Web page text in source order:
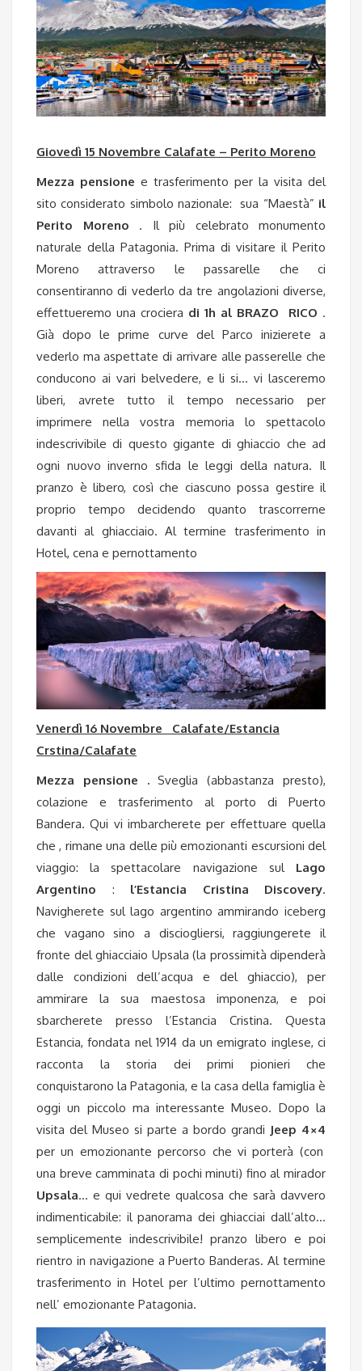
Giovedì 15 Novembre Calafate – Perito Moreno
Mezza pensione e trasferimento per la visita del
sito considerato simbolo nazionale: sua “Maestà” il
Perito Moreno . Il più celebrato monumento
naturale della Patagonia. Prima di visitare il Perito
Moreno attraverso le passarelle che ci
consentiranno di vederlo da tre angolazioni diverse,
effettueremo una crociera di 1h al BRAZO RICO .
Già dopo le prime curve del Parco inizierete a
vederlo ma aspettate di arrivare alle passerelle che
conducono ai vari belvedere, e li si… vi lasceremo
liberi, avrete tutto il tempo necessario per
imprimere nella vostra memoria lo spettacolo
indescrivibile di questo gigante di ghiaccio che ad
ogni nuovo inverno sfida le leggi della natura. Il
pranzo è libero, così che ciascuno possa gestire il
proprio tempo decidendo quanto trascorrerne
davanti al ghiacciaio. Al termine trasferimento in
Hotel, cena e pernottamento
Venerdì 16 Novembre Calafate/Estancia
Crstina/Calafate
Mezza pensione .Sveglia (abbastanza presto),
colazione e trasferimento al porto di Puerto
Bandera. Qui vi imbarcherete per effettuare quella
che , rimane una delle più emozionanti escursioni del
viaggio: la spettacolare navigazione sul Lago
Argentino : l’Estancia Cristina Discovery.
Navigherete sul lago argentino ammirando iceberg
che vagano sino a disciogliersi, raggiungerete il
fronte del ghiacciaio Upsala (la prossimità dipenderà
dalle condizioni dell’acqua e del ghiaccio), per
ammirare la sua maestosa imponenza, e poi
sbarcherete presso l’Estancia Cristina. Questa
Estancia, fondata nel 1914 da un emigrato inglese, ci
racconta la storia dei primi pionieri che
conquistarono la Patagonia, e la casa della famiglia è
oggi un piccolo ma interessante Museo. Dopo la
visita del Museo si parte a bordo grandi Jeep 4×4
per un emozionante percorso che vi porterà (con
una breve camminata di pochi minuti) fino al mirador
Upsala… e qui vedrete qualcosa che sarà davvero
indimenticabile: il panorama dei ghiacciai dall’alto…
semplicemente indescrivibile! pranzo libero e poi
rientro in navigazione a Puerto Banderas. Al termine
trasferimento in Hotel per l’ultimo pernottamento
nell’ emozionante Patagonia.